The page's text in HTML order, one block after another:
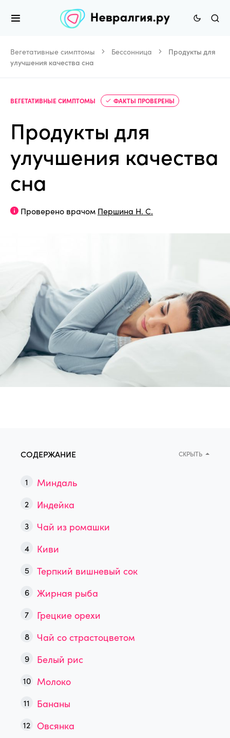
Вегетативные симптомы Бессонница
Продукты для
улучшения качества сна
ВЕГЕТАТИВНЫЕ СИМПТОМЫ ФАКТЫ ПРОВЕРЕНЫ
Продукты для
улучшения качества
сна
Проверено врачом Першина Н. С.
СОДЕРЖАНИЕ СКРЫТЬ
Миндаль
Индейка
Чай из ромашки
Киви
Терпкий вишневый сок
Жирная рыба
Грецкие орехи
Чай со страстоцветом
Белый рис
Молоко
Бананы
Овсянка